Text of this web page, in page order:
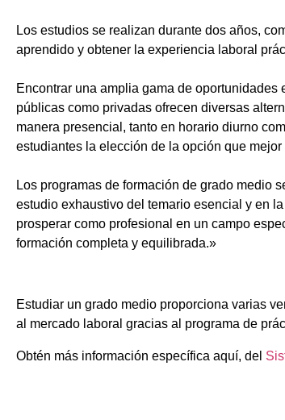
Los estudios se realizan durante dos años,
aprendido y obtener la experiencia laboral
Encontrar una amplia gama de
públicas como privadas ofrecen diversas
manera presencial, tanto en horario diurno
estudiantes la elección de la opción que
Los programas de formación de grado medio
estudio exhaustivo del temario esencial y en
prosperar como profesional en un campo
formación completa y equilibrada.»
Estudiar un grado medio proporciona varias
al mercado laboral gracias al programa de
Obtén más información específica aquí, del